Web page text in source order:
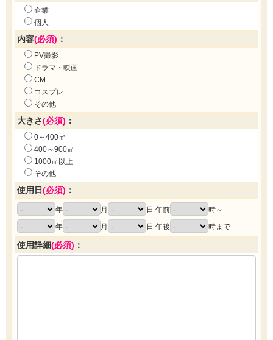
企業
個人
内容(必須) ：
PV撮影
ドラマ・映画
CM
コスプレ
その他
大きさ(必須) ：
0～400㎡
400～900㎡
1000㎡以上
その他
使用日(必須) ：
年 月 日 午前
時～
年
月 日 午後 時まで
使用詳細(必須) ：